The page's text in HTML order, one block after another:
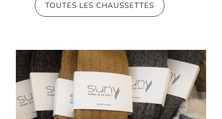
TOUTES LES CHAUSSETTES